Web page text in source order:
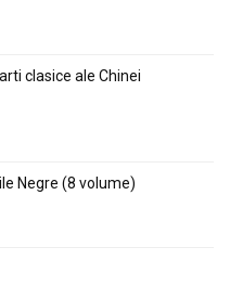
clasice ale Chinei
Negre (8 volume)